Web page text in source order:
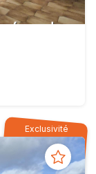
Exclusivité